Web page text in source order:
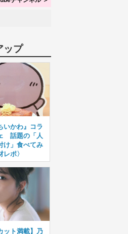
ップ
いかわ』コラ
話題の「人
け」食べてみ
レポ〉
ット満載】乃